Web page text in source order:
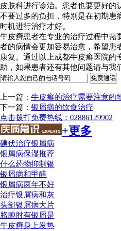
皮肤科进行诊治。患者也要更好的
不要过多的负担，特别是在初期患
时机进行治疗才好。
牛皮癣患者在专业的治疗过程中需
者的病情会更加容易治愈，希望患
康复。通过以上成都牛皮癣医院的
助，如果患者还有其他问题请与我
上一篇： 牛皮癣的治疗需要注意的
下一篇： 银屑病的饮食治疗
点击拨打免费热线：02886129902
+更多
碘伏治疗银屑病
银屑病保湿推荐
什么药物抑制银
银屑病和甲醛
银屑病两年不好
治疗银屑病和灰
头部银屑病大片
胳膊肘有银屑是
牛皮癣身上发热